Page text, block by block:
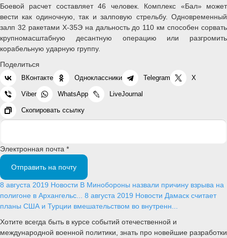
Боевой расчет составляет 46 человек. Комплекс «Бал» может
вести как одиночную, так и залповую стрельбу. Одновременный
залп 32 ракетами Х-35Э на дальность до 110 км способен сорвать
крупномасштабную десантную операцию или разгромить
корабельную ударную группу.
Поделиться
ВКонтакте Одноклассники Telegram X
Viber WhatsApp LiveJournal
Скопировать ссылку
Электронная почта *
Отправить на почту
8 августа 2019 Новости В Минобороны назвали причину взрыва на
полигоне в Архангельс... 8 августа 2019 Новости Дамаск считает
планы США и Турции вмешательством во внутренн...
Хотите всегда быть в курсе событий отечественной и
международной военной политики, знать про новейшие разработки